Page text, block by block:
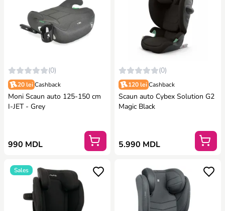
(0)
20 lei Cashback
Moni Scaun auto 125-150 cm
I-JET - Grey
990 MDL
(0)
120 lei Cashback
Scaun auto Cybex Solution G2
Magic Black
5.990 MDL
Sales